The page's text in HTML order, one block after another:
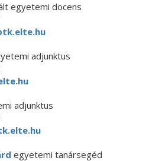
egyetemi docens
adjunktus
adjunktus
egyetemi tanársegéd